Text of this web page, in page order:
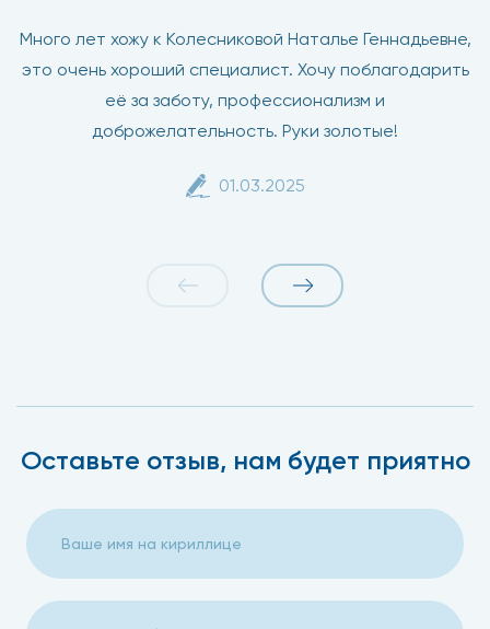
Много лет хожу к Колесниковой Наталье Геннадьевне,
это очень хороший специалист. Хочу поблагодарить
её за заботу, профессионализм и
доброжелательность. Руки золотые!
01.03.2025
Оставьте отзыв, нам будет приятно